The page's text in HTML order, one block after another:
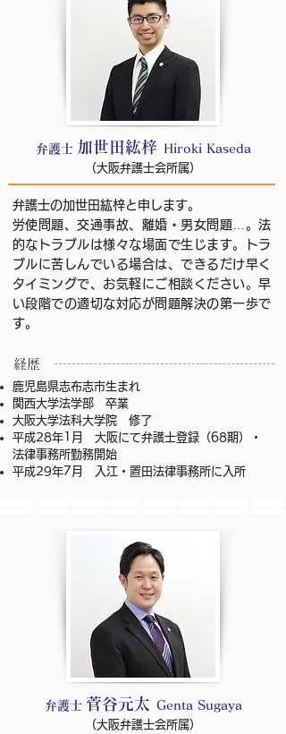
弁護士 加世田紘梓 Hiroki Kaseda
​（大阪弁護士会所属）
弁護士の加世田紘梓と申します。
労使問題、交通事故、離婚・男女問題…。法
的なトラブルは様々な場面で生じます。トラ
ブルに苦しんでいる場合は、できるだけ早く
タイミングで、お気軽にご相談ください。早
い段階での適切な対応が問題解決の第一歩で
す。
​経歴
鹿児島県志布志市生まれ
関西大学法学部 卒業
大阪大学法科大学院 修了
平成28年1月 大阪にて弁護士登録（68期）・
法律事務所勤務開始
平成29年7月 入江・置田法律事務所に入所
弁護士 菅谷元太 Genta Sugaya
​（大阪弁護士会所属）